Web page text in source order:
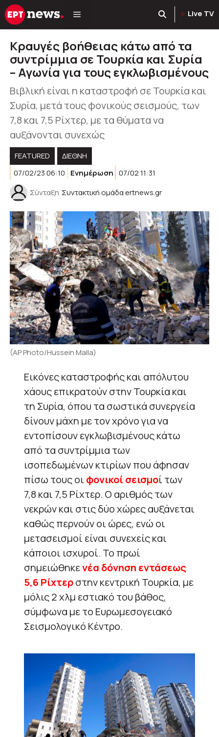
Μετάβαση
σε
Live TV
Κραυγές βοήθειας κάτω από τα
συντρίμμια σε Τουρκία και Συρία
– Αγωνία για τους εγκλωβισμένους
Βιβλική είναι η καταστροφή σε Τουρκία και
Συρία, μετά τους φονικούς σεισμούς, των
7,8 και 7,5 Ρίχτερ, με τα θύματα να
αυξάνονται συνεχώς
FEATURED
ΔΙΕΘΝΗ
07/02/23 06:10
Ενημέρωση 07/02 11:31
Σύνταξη Συντακτική ομάδα ertnews.gr
(AP Photo/Hussein Malla)
Εικόνες καταστροφής και απόλυτου
χάους επικρατούν στην Τουρκία και
τη Συρία, όπου τα σωστικά συνεργεία
δίνουν μάχη με τον χρόνο για να
εντοπίσουν εγκλωβισμένους κάτω
από τα συντρίμμια των
ισοπεδωμένων κτιρίων που άφησαν
πίσω τους οι φονικοί σεισμοί των
7,8 και 7,5 Ρίχτερ. Ο αριθμός των
νεκρών και στις δύο χώρες αυξάνεται
καθώς περνούν οι ώρες, ενώ οι
μετασεισμοί είναι συνεχείς και
κάποιοι ισχυροί. Το πρωί
σημειώθηκενέα δόνηση εντάσεως
5,6 Ρίχτερστην κεντρική Τουρκία, με
μόλις 2 χλμ εστιακό του βάθος,
σύμφωνα με το Ευρωμεσογειακό
Σεισμολογικό Κέντρο.